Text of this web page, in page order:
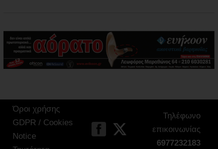
Όροι χρήσης
GDPR / Cookies
Notice
Τηλέφωνο
επικοινωνίας
6977232183